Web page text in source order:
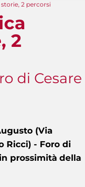
2 percorsi
2
di Cesare
(Via
Ricci) - Foro di
prossimità della